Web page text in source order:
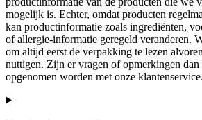
mogelijk is. Echter, omdat producten
kan productinformatie zoals ingrediënten,
of allergie-informatie geregeld veranderen.
om altijd eerst de verpakking te lezen
nuttigen. Zijn er vragen of opmerkingen
opgenomen worden met onze klantenservice.